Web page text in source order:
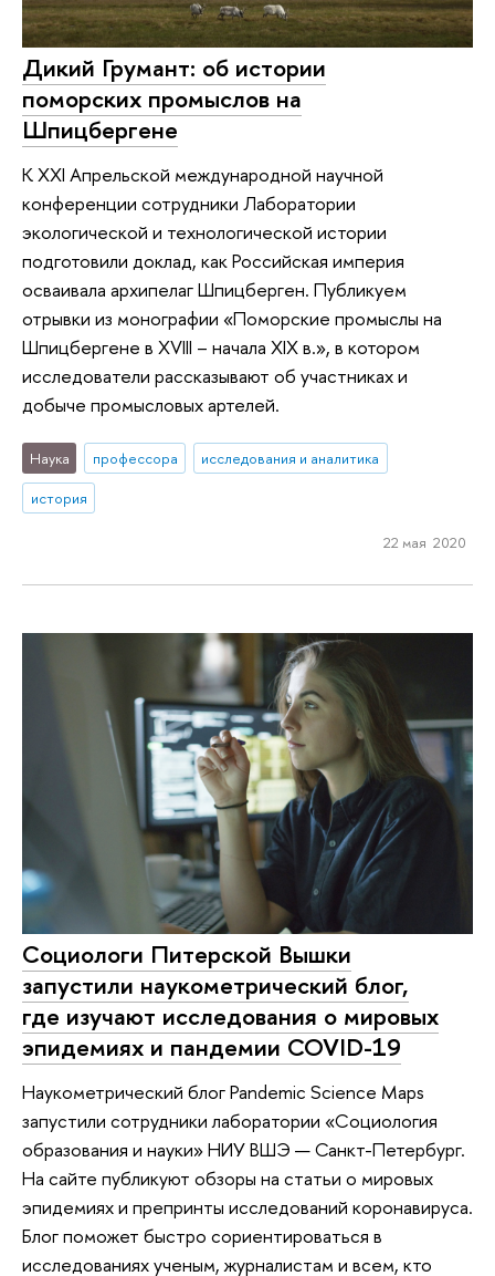
Дикий Грумант: об истории
поморских промыслов на
Шпицбергене
К XXI Апрельской международной научной
конференции сотрудники Лаборатории
экологической и технологической истории
подготовили доклад, как Российская империя
осваивала архипелаг Шпицберген. Публикуем
отрывки из монографии «Поморские промыслы на
Шпицбергене в XVIII – начала XIX в.», в котором
исследователи рассказывают об участниках и
добыче промысловых артелей.
Наука профессора
исследования и аналитика
история
22 мая 2020
Социологи Питерской Вышки
запустили наукометрический блог,
где изучают исследования о мировых
эпидемиях и пандемии COVID-19
Наукометрический блог Pandemic Science Maps
запустили сотрудники лаборатории «Социология
образования и науки» НИУ ВШЭ — Санкт-Петербург.
На сайте публикуют обзоры на статьи о мировых
эпидемиях и препринты исследований коронавируса.
Блог поможет быстро сориентироваться в
исследованиях ученым, журналистам и всем, кто